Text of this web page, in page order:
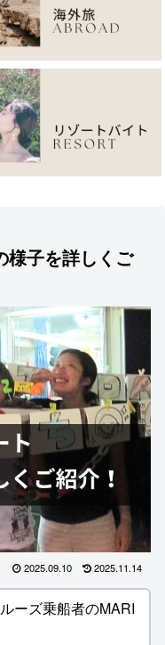
様子を詳しくご
2025.09.10 2025.11.14
ーズ乗船者のMARI